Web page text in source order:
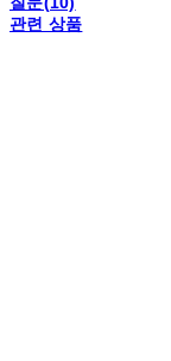
관련 상품